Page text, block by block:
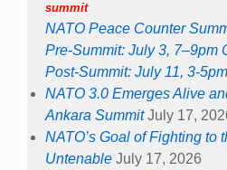
summit
NATO Peace Counter
Pre-Summit: July 3, 7–9pm
Post-Summit: July 11, 3-
NATO 3.0 Emerges Alive
Ankara Summit July 17,
NATO’s Goal of Fighting to
Untenable July 17, 2026